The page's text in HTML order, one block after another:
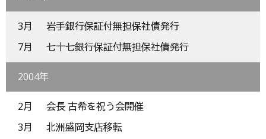
3月
岩手銀行保証付無担保社債発行
7月
七十七銀行保証付無担保社債発行
2004年
2月
会長 古希を祝う会開催
3月
北洲盛岡支店移転